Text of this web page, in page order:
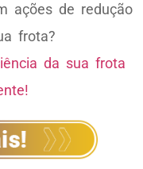
ações de redução
frota?
da sua frota